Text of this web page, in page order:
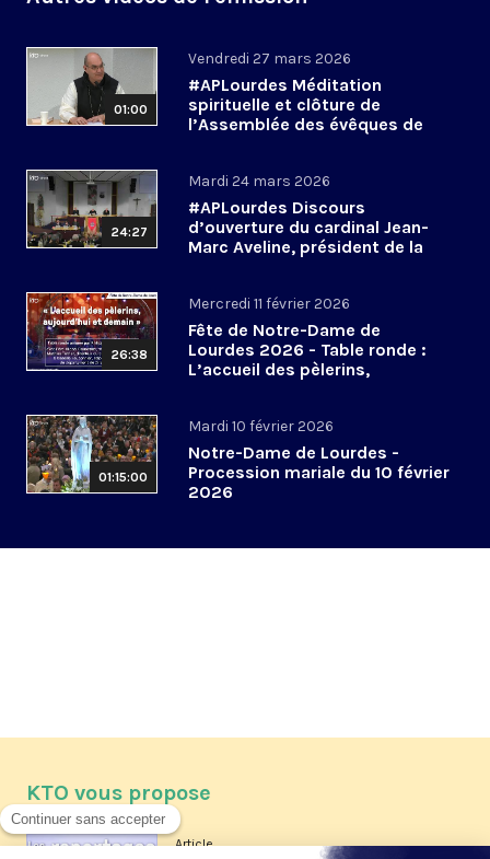
01:00
Vendredi 27 mars 2026
#APLourdes Méditation
spirituelle et clôture de
l’Assemblée des évêques de
24:27
Mardi 24 mars 2026
#APLourdes Discours
d’ouverture du cardinal Jean-
Marc Aveline, président de la
26:38
Mercredi 11 février 2026
Fête de Notre-Dame de
Lourdes 2026 - Table ronde :
L’accueil des pèlerins,
01:15:00
Mardi 10 février 2026
Notre-Dame de Lourdes -
Procession mariale du 10 février
2026
KTO vous propose
Article